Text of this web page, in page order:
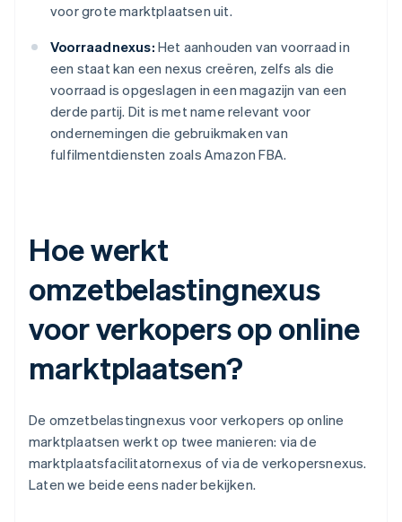
voor grote marktplaatsen uit.
Voorraadnexus: Het aanhouden van voorraad in
een staat kan een nexus creëren, zelfs als die
voorraad is opgeslagen in een magazijn van een
derde partij. Dit is met name relevant voor
ondernemingen die gebruikmaken van
fulfilmentdiensten zoals Amazon FBA.
Hoe werkt
omzetbelastingnexus
voor verkopers op online
marktplaatsen?
De omzetbelastingnexus voor verkopers op online
marktplaatsen werkt op twee manieren: via de
marktplaatsfacilitatornexus of via de verkopersnexus.
Laten we beide eens nader bekijken.